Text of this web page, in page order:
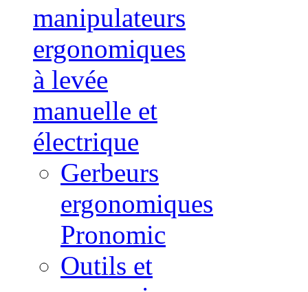
manipulateurs
ergonomiques
à levée
manuelle et
électrique
Gerbeurs
ergonomiques
Pronomic
Outils et